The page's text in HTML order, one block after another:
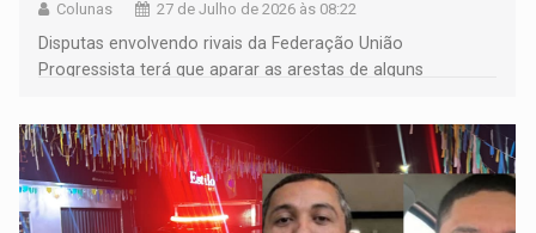
Colunas 27 de Julho de 2026 às 08:22
Disputas envolvendo rivais da Federação União
Progressista terá que aparar as arestas de alguns